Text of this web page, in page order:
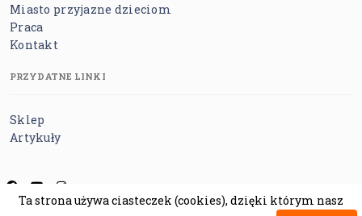
Miasto przyjazne dzieciom
Praca
Kontakt
PRZYDATNE LINKI
Sklep
Artykuły
Regulamin Polityka prywatności Polityka cookies
Ta strona używa ciasteczek (cookies), dzięki którym nasz